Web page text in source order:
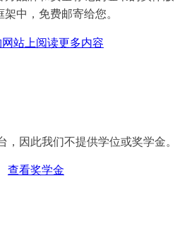
中，免费邮寄给您。
站上阅读更多内容
因此我们不提供学位或奖学金。
查看奖学金